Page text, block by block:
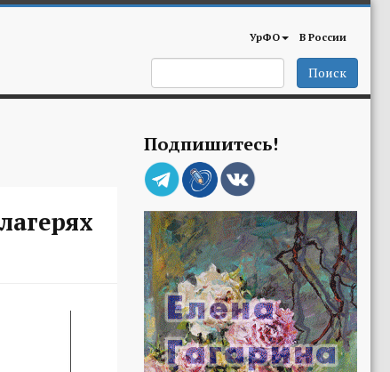
УрФО В России
Поиск
Подпишитесь!